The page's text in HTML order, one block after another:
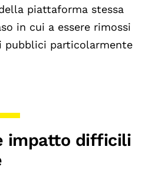
piattaforma stessa
in cui a essere rimossi
pubblici particolarmente
impatto difficili